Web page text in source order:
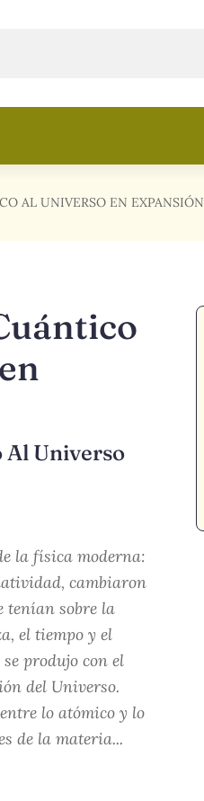
AL UNIVERSO EN EXPANSIÓN
Al Universo
la física moderna:
cambiaron
tenían sobre la
el tiempo y el
produjo con el
del Universo.
lo atómico y lo
de la materia...